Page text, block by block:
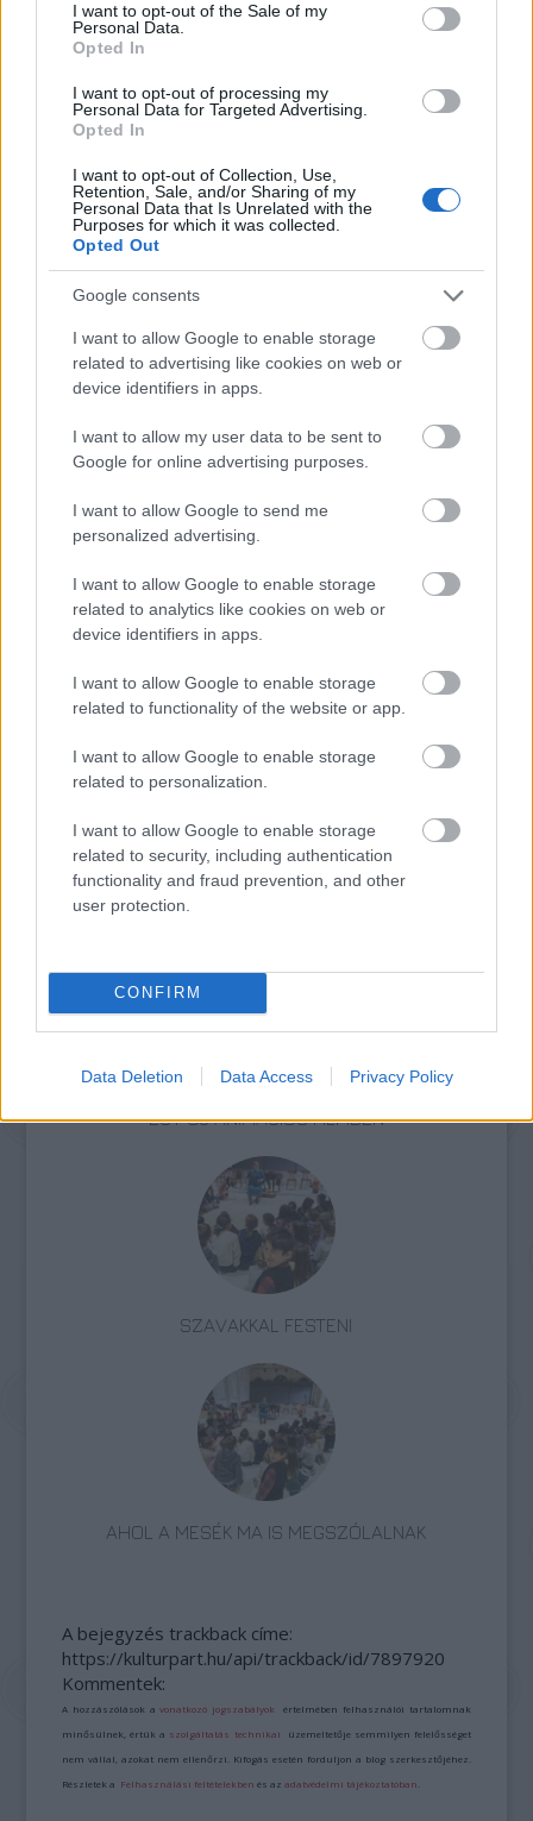
I want to opt-out of the Sale of my
Personal Data.
Opted In
I want to opt-out of processing my
Personal Data for Targeted Advertising.
Opted In
I want to opt-out of Collection, Use,
Retention, Sale, and/or Sharing of my
Personal Data that Is Unrelated with the
Purposes for which it was collected.
Opted Out
Google consents
I want to allow Google to enable storage
related to advertising like cookies on web or
device identifiers in apps.
I want to allow my user data to be sent to
Google for online advertising purposes.
I want to allow Google to send me
personalized advertising.
I want to allow Google to enable storage
related to analytics like cookies on web or
device identifiers in apps.
I want to allow Google to enable storage
related to functionality of the website or app.
I want to allow Google to enable storage
related to personalization.
I want to allow Google to enable storage
related to security, including authentication
functionality and fraud prevention, and other
user protection.
CONFIRM
Data Deletion Data Access Privacy Policy
kekszeket és a
málnaszörpöt. Az
őrölt keksszel és
málnaszörppel. Csak
kekszet, aztán gargarizált a málnaszörppel,
nézte a vonatokat, a vonatokban ülő, álló
embereket. S a majszolások, gargarizálások
eljutottak a vonatfülkékbe, besuhantak a
nyitott ablakokon, a szellőzőnyílásokon, a
az emberek közé, mire:
- Hahh, de meleg lett hirtelen, hahh! -
legyezte újsággal piros fejét egy néni.
- Történik a jó! - dugták ki fejüket a
csomagokból a teniszütők és a
rövidnadrágok.
- Még kétszer megáll a vonat, s ott lesz papó,
s a vízimalom - mondta egy kisfiú.
S mindenki nyarassá változott, mert köröttük
majszolt és gargalizált a nyár.
Forrás:Pozsonyi Pagony
Mese Gyermek HetiMese
EGY ÚJ ANIMÁCIÓS FILMBEN
SZAVAKKAL FESTENI
AHOL A MESÉK MA IS MEGSZÓLALNAK
A bejegyzés trackback címe:
https://kulturpart.hu/api/trackback/id/7897920
Kommentek:
A hozzászólások avonatkozó jogszabályok értelmében felhasználói tartalomnak
minősülnek, értük a szolgáltatás technikai üzemeltetője semmilyen felelősséget
nem vállal, azokat nem ellenőrzi. Kifogás esetén forduljon a blog szerkesztőjéhez.
Részletek a Felhasználási feltételekben és azadatvédelmi tájékoztatóban